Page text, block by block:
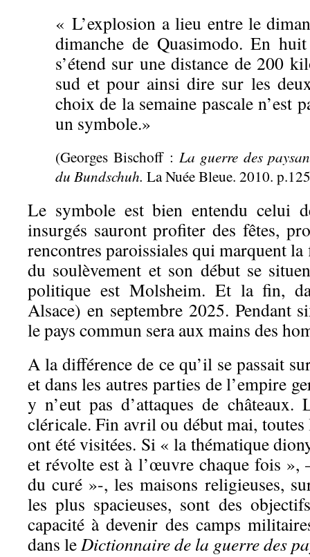
« L’explosion a lieu entre le
dimanche de Quasimodo. En
s’étend sur une distance de 200
sud et pour ainsi dire sur les
choix de la semaine pascale n’est
un symbole.»
(Georges Bischoff : La guerre des
du Bundschuh. La Nuée Bleue. 2010.
Le symbole est bien entendu celui
insurgés sauront profiter des fêtes,
rencontres paroissiales qui marquent
du soulèvement et son début se
politique est Molsheim. Et la fin,
Alsace) en septembre 2025. Pendant
le pays commun sera aux mains des
A la différence de ce qu’il se passait
et dans les autres parties de l’empire
y n’eut pas d’attaques de
cléricale. Fin avril ou début mai, toutes
ont été visitées. Si « la thématique
et révolte est à l’œuvre chaque fois
du curé »-, les maisons religieuses,
les plus spacieuses, sont des
capacité à devenir des camps
dans leDictionnaire de la guerre des